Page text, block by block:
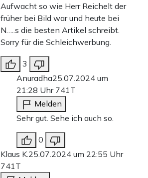
Aufwacht so wie Herr Reichelt der
früher bei Bild war und heute bei
N…..s die besten Artikel schreibt.
Sorry für die Schleichwerbung.
3
Anuradha25.07.2024 um
21:28 Uhr 741T
Melden
Sehr gut. Sehe ich auch so.
0
Klaus K.25.07.2024 um 22:55 Uhr
741T